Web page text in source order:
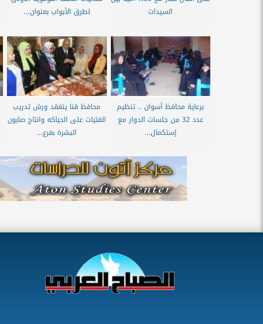
السيدات
لطرق الأبواب بعنوان...
برعاية محافظ أسوان .. تنظيم
عدد 32 من جلسات الدوار مع
إستكمال...
محافظ قنا يتفقد ورش تدريب
الفتيات على الحياكه وانتاج صابون
البشرة بفرع...